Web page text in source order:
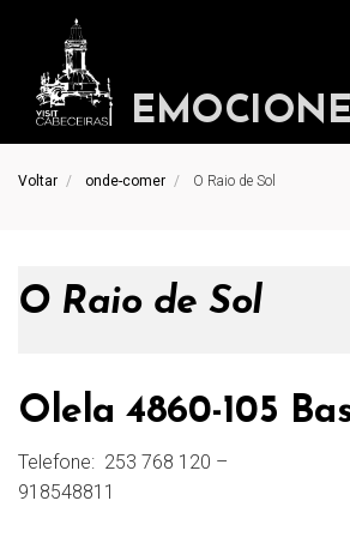
Voltar onde-comer O Raio de Sol
O Raio de Sol
Olela 4860-105
Telefone: 253 768 120 –
918548811